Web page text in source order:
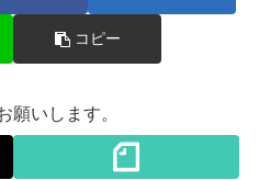
コピー
願いします。